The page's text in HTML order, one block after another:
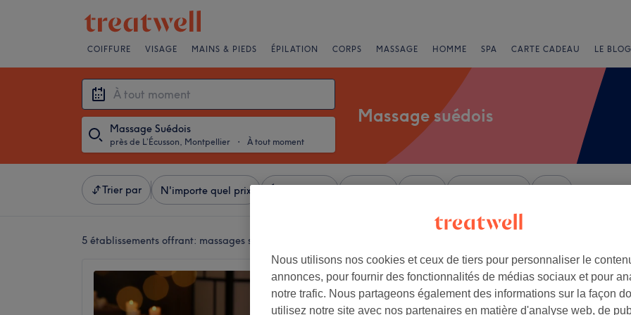
COIFFURE VISAGE MAINS & PIEDS ÉPILATION CORPS MASSAGE HOMME SPA CARTE CADEAU LE
Massage Suédois
près de L’Écusson, Montpellier ・ À tout moment
Massage suédois
Trier par N'importe quel prix
5 établissements offrant: massages suédois près de L’Écusson, Montpellier
Chasana
4,9
8 avis
+
−
Nous utilisons nos cookies et ceux de tiers pour personnaliser le
annonces, pour fournir des fonctionnalités de médias sociaux et pour
notre trafic. Nous partageons également des informations sur la façon
utilisez notre site avec nos partenaires en matière d'analyse web, de